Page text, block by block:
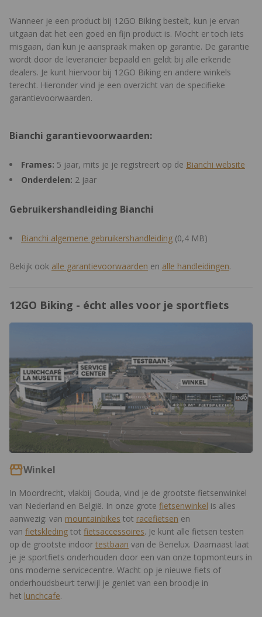
Wanneer je een product bij 12GO Biking bestelt, kun je ervan
uitgaan dat het een goed en fijn product is. Mocht er toch iets
misgaan, dan kun je aanspraak maken op garantie. De garantie
wordt door de leverancier bepaald en geldt bij alle erkende
dealers. Je kunt hiervoor bij 12GO Biking en andere winkels
terecht. Hieronder vind je een overzicht van de specifieke
garantievoorwaarden.
Bianchi garantievoorwaarden:
Frames: 5 jaar, mits je je registreert op de Bianchi website
Onderdelen: 2 jaar
Gebruikershandleiding Bianchi
Bianchi algemene gebruikershandleiding (0,4 MB)
Bekijk ook alle garantievoorwaarden en alle handleidingen.
12GO Biking - écht alles voor je sportfiets
https://www.12gobiking.nl/winkel
Winkel
In Moordrecht, vlakbij Gouda, vind je de grootste fietsenwinkel
van Nederland en België. In onze grote fietsenwinkel is alles
aanwezig: van mountainbikes tot racefietsen en
van fietskleding tot fietsaccessoires. Je kunt alle fietsen testen
op de grootste indoor testbaan van de Benelux. Daarnaast laat
je je sportfiets onderhouden door een van onze topmonteurs in
ons moderne servicecentre. Wacht op je nieuwe fiets of
onderhoudsbeurt terwijl je geniet van een broodje in
het lunchcafe.